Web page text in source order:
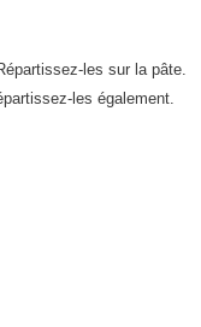
les sur la pâte.
les également.